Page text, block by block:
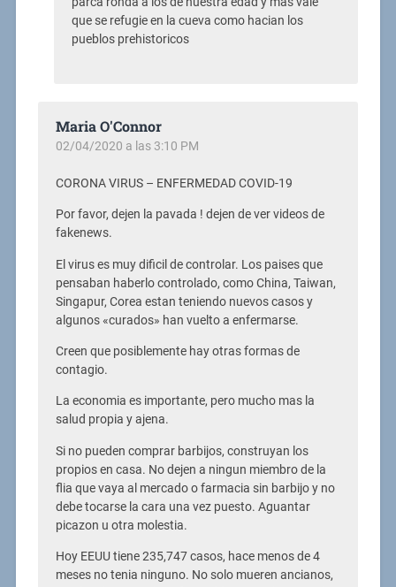
que se refugie en la cueva como hacian los
pueblos prehistoricos
Maria O'Connor
02/04/2020 a las 3:10 PM
CORONA VIRUS – ENFERMEDAD COVID-19
Por favor, dejen la pavada ! dejen de ver videos de
fakenews.
El virus es muy dificil de controlar. Los paises que
pensaban haberlo controlado, como China, Taiwan,
Singapur, Corea estan teniendo nuevos casos y
algunos «curados» han vuelto a enfermarse.
Creen que posiblemente hay otras formas de
contagio.
La economia es importante, pero mucho mas la
salud propia y ajena.
Si no pueden comprar barbijos, construyan los
propios en casa. No dejen a ningun miembro de la
flia que vaya al mercado o farmacia sin barbijo y no
debe tocarse la cara una vez puesto. Aguantar
picazon u otra molestia.
Hoy EEUU tiene 235,747 casos, hace menos de 4
meses no tenia ninguno. No solo mueren ancianos,